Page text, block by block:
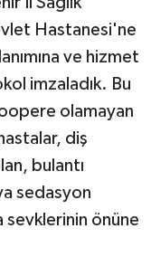
Hastanesi'ne
ve hizmet
imzaladık. Bu
olamayan
diş
bulantı
sedasyon
sevklerinin önüne